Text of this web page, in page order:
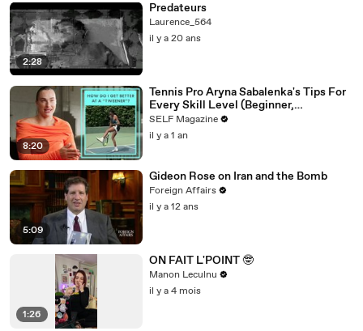
2:28
Predateurs
Laurence_564
il y a 20 ans
8:20
Tennis Pro Aryna Sabalenka's Tips For
Every Skill Level (Beginner,
Intermediate, Collegiate)
SELF Magazine
il y a 1 an
5:09
Gideon Rose on Iran and the Bomb
Foreign Affairs
il y a 12 ans
1:26
ON FAIT L'POINT 🤓
Manon Leculnu
il y a 4 mois